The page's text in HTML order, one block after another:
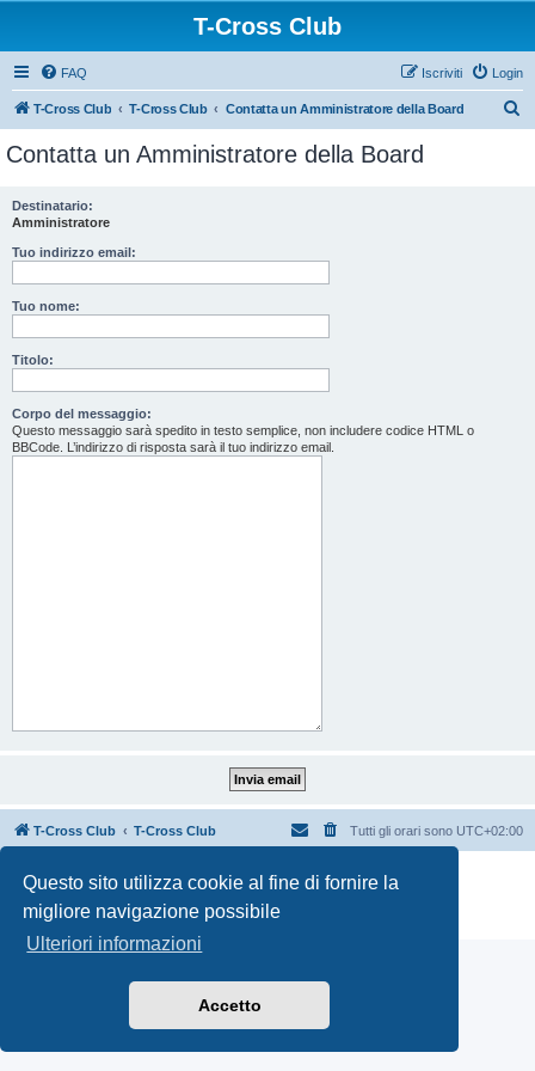
Questo sito utilizza cookie al fine di fornire la
migliore navigazione possibile
Ulteriori informazioni
Accetto
T-Cross Club
FAQ Login
Iscriviti
T-Cross Club T-Cross Club Contatta un Amministratore della Board
Contatta un Amministratore della Board
Destinatario:
Amministratore
Tuo indirizzo email:
Tuo nome:
Titolo:
Corpo del messaggio:
Questo messaggio sarà spedito in testo semplice, non includere codice HTML o
BBCode. L’indirizzo di risposta sarà il tuo indirizzo email.
T-Cross Club T-Cross Club Tutti gli orari sono UTC+02:00
Creato da
® Forum Software © phpBB Limited
Privacy|Condizioni